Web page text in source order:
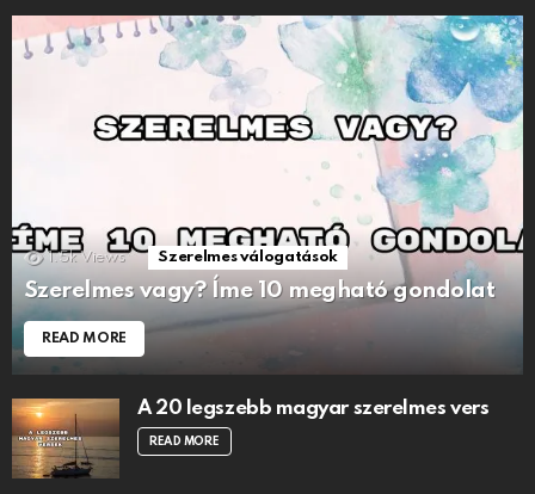
1.5k Views Szerelmes válogatások
Szerelmes vagy? Íme 10 megható gondolat
READ MORE
A 20 legszebb magyar szerelmes vers
READ MORE